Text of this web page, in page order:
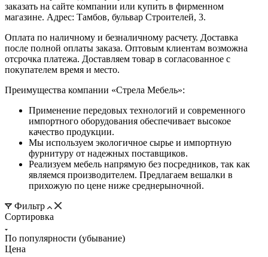
заказать на сайте компании или купить в фирменном
магазине. Адрес: Тамбов, бульвар Строителей, 3.
Оплата по наличному и безналичному расчету. Доставка
после полной оплаты заказа. Оптовым клиентам возможна
отсрочка платежа. Доставляем товар в согласованное с
покупателем время и место.
Преимущества компании «Стрела Мебель»:
Применение передовых технологий и современного
импортного оборудования обеспечивает высокое
качество продукции.
Мы используем экологичное сырье и импортную
фурнитуру от надежных поставщиков.
Реализуем мебель напрямую без посредников, так как
являемся производителем. Предлагаем вешалки в
прихожую по цене ниже среднерыночной.
Фильтр
Сортировка
По популярности (убывание)
Цена